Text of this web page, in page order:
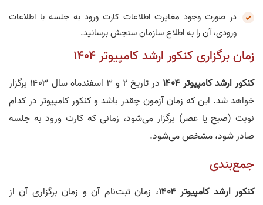
در صورت وجود مغایرت اطلاعات کارت ورود به جلسه با اطلاعات
ورودی، آن را به اطلاع سازمان سنجش برسانید.
زمان برگزاری کنکور ارشد کامپیوتر ۱۴۰۴
کنکور ارشد کامپیوتر ۱۴۰۴
در تاریخ ۲ و ۳ اسفند‌ماه سال ۱۴۰۳ برگزار
خواهد شد. این که زمان آزمون چقدر باشد و کنکور کامپیوتر در کدام
نوبت (صبح یا عصر) برگزار می‌شود، زمانی که کارت‌ ورود به جلسه
صادر شود، مشخص می‌شود.
جمع‌بندی
کنکور ارشد کامپیوتر ۱۴۰۴
، زمان ثبت‌نام آن و زمان برگزاری آن از